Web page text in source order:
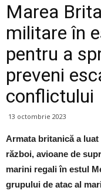
Marea
militare în
pentru a
preveni
conflictului
13 octombrie 2023
Armata britanică a
război, avioane de
marini regali în estul
grupului de atac al